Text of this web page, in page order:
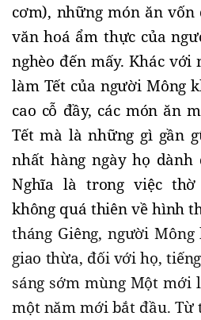
cơm), những món ăn
văn hoá ẩm thực của
nghèo đến mấy. Khác
làm Tết của người Mông
cao cỗ đầy, các món ăn
Tết mà là những gì gần
nhất hàng ngày họ dành
Nghĩa là trong việc thờ
không quá thiên về hình
tháng Giêng, người
giao thừa, đối với họ,
sáng sớm mùng Một mới
một năm mới bắt đầu. Từ